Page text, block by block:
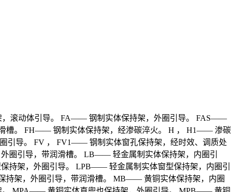
，滚动体引导。 FA—— 钢制实体保持架，外圈引导。 FAS——
槽。 FH—— 钢制实体保持架，经渗碳淬火。 H ， H1—— 渗碳
导。 FV ， FV1—— 钢制实体窗孔保持架，经时效、调质处
引导，带润滑槽。 LB—— 轻金属制实体保持架，内圈引
架，外圈引导。 LPB—— 轻金属制实体窗型保持架，内圈引
架，外圈引导，带润滑槽。 MB—— 黄铜实体保持架，内圈